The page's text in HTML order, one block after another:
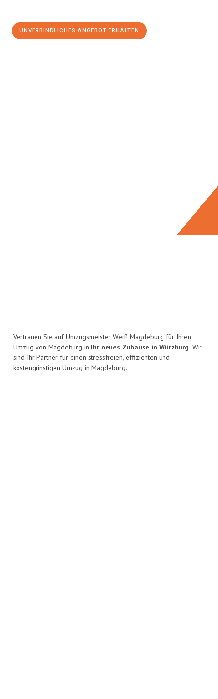
UNVERBINDLICHES ANGEBOT ERHALTEN
Vertrauen Sie auf Umzugsmeister Weiß Magdeburg für Ihren
Umzug von Magdeburg in Ihr neues Zuhause in Würzburg. Wir
sind Ihr Partner für einen stressfreien, effizienten und
kostengünstigen Umzug in Magdeburg.